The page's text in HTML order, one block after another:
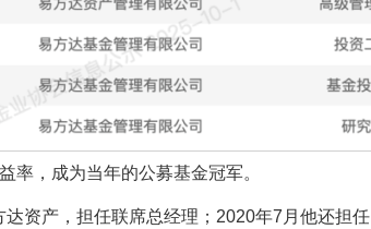
率，成为当年的公募基金冠军。
资产，担任联席总经理；2020年7月他还担任